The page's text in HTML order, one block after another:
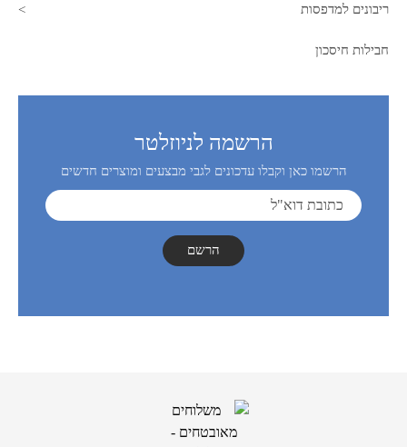
ריבונים למדפסות
חבילות חיסכון
הרשמה לניוזלטר
הרשמו כאן וקבלו עדכונים לגבי מבצעים ומוצרים חדשים